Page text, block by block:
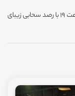
شایان ذکر است این مراسم از ساعت 16:30 آغاز و در ساعت 19 با رصد سحابی زیبای